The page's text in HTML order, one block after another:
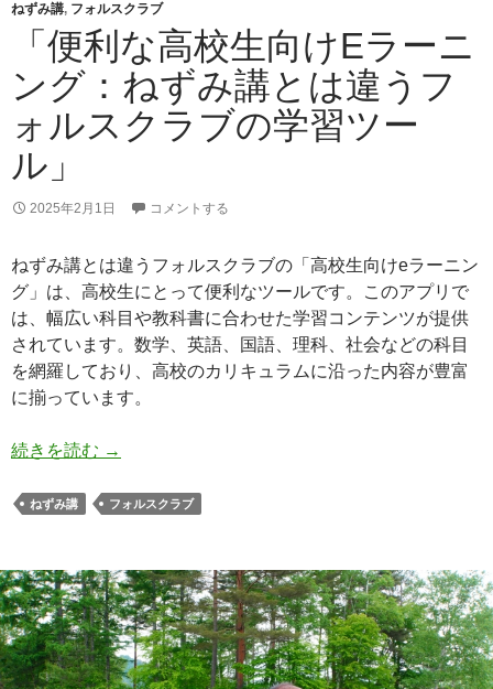
ねずみ講, フォルスクラブ
「便利な高校生向けEラーニ
ング：ねずみ講とは違うフ
ォルスクラブの学習ツー
ル」
2025年2月1日 コメントする
ねずみ講とは違うフォルスクラブの「高校生向けeラーニン
グ」は、高校生にとって便利なツールです。このアプリで
は、幅広い科目や教科書に合わせた学習コンテンツが提供
されています。数学、英語、国語、理科、社会などの科目
を網羅しており、高校のカリキュラムに沿った内容が豊富
に揃っています。
続きを読む 「便利な高校生向けeラーニング：ねずみ講と
→
ねずみ講 フォルスクラブ